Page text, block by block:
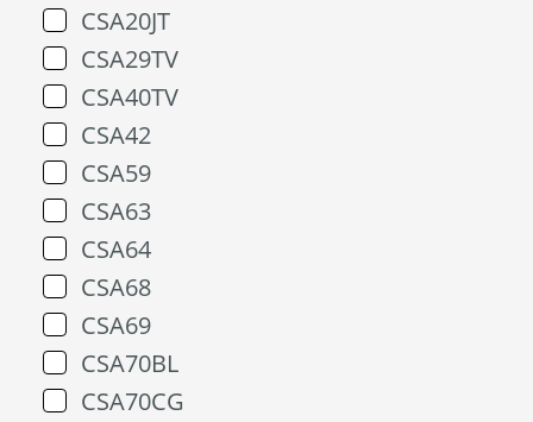
CSA20JT
CSA29TV
CSA40TV
CSA42
CSA59
CSA63
CSA64
CSA68
CSA69
CSA70BL
CSA70CG